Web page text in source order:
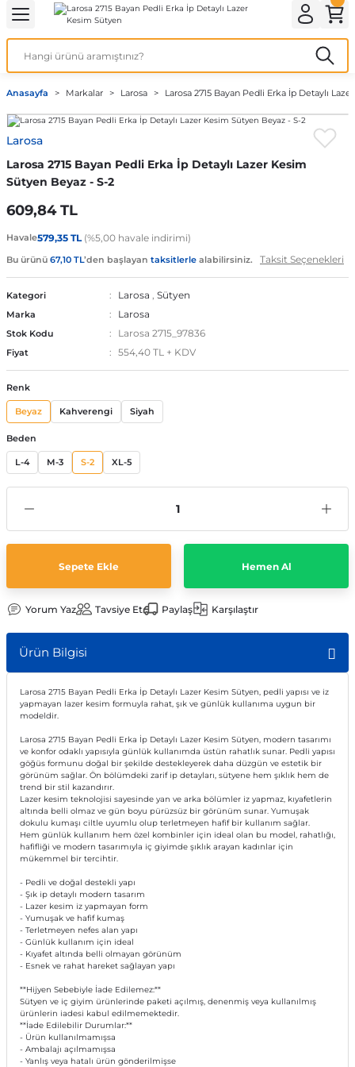
İç Giyim
Çorap
Köpek Bakım Ürünleri
Anasayfa Markalar Larosa Larosa 2715 Bayan Pedli Erka İp Detaylı
Larosa
Larosa 2715 Bayan Pedli Erka İp Detaylı Lazer Kesim
Sütyen Beyaz - S-2
609,84 TL
Havale579,35 TL(%5,00 havale indirimi)
Bu ürünü 67,10 TL’den başlayan taksitlerle alabilirsiniz. Taksit Seçenekleri
Kategori Larosa , Sütyen
Marka Larosa
Stok Kodu Larosa 2715_97836
Fiyat 554,40 TL + KDV
Renk
Beyaz Kahverengi Siyah
Beden
L-4 M-3 S-2 XL-5
Sepete Ekle Hemen Al
Yorum Yaz Tavsiye Et Paylaş Karşılaştır
Ürün Bilgisi
Larosa 2715 Bayan Pedli Erka İp Detaylı Lazer Kesim Sütyen, pedli yapısı ve iz
yapmayan lazer kesim formuyla rahat, şık ve günlük kullanıma uygun bir
modeldir.
Larosa 2715 Bayan Pedli Erka İp Detaylı Lazer Kesim Sütyen, modern tasarımı
ve konfor odaklı yapısıyla günlük kullanımda üstün rahatlık sunar. Pedli yapısı
göğüs formunu doğal bir şekilde destekleyerek daha düzgün ve estetik bir
görünüm sağlar. Ön bölümdeki zarif ip detayları, sütyene hem şıklık hem de
trend bir stil kazandırır.
Lazer kesim teknolojisi sayesinde yan ve arka bölümler iz yapmaz, kıyafetlerin
altında belli olmaz ve gün boyu pürüzsüz bir görünüm sunar. Yumuşak
dokulu kumaşı ciltle uyumlu olup terletmeyen hafif bir kullanım sağlar.
Hem günlük kullanım hem özel kombinler için ideal olan bu model, rahatlığı,
hafifliği ve modern tasarımıyla iç giyimde şıklık arayan kadınlar için
mükemmel bir tercihtir.
- Pedli ve doğal destekli yapı
- Şık ip detaylı modern tasarım
- Lazer kesim iz yapmayan form
- Yumuşak ve hafif kumaş
- Terletmeyen nefes alan yapı
- Günlük kullanım için ideal
- Kıyafet altında belli olmayan görünüm
- Esnek ve rahat hareket sağlayan yapı
**Hijyen Sebebiyle İade Edilemez:**
Sütyen ve iç giyim ürünlerinde paketi açılmış, denenmiş veya kullanılmış
ürünlerin iadesi kabul edilmemektedir.
**İade Edilebilir Durumlar:**
- Ürün kullanılmamışsa
- Ambalajı açılmamışsa
- Yanlış veya hatalı ürün gönderilmişse